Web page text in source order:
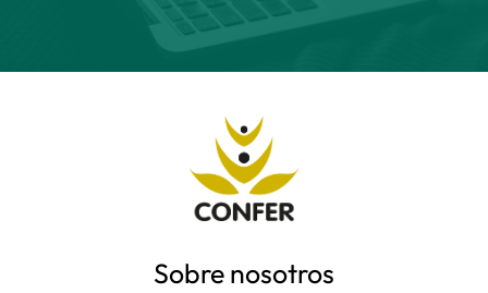
Sobre nosotros